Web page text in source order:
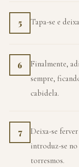
5 Tapa-se e
6
Finalmente,
sempre,
cabidela.
7
Deixa-se
introduz-se
torresmos.